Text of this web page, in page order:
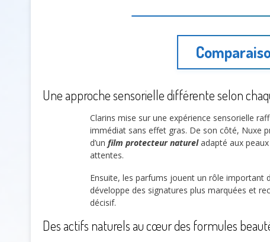
Une approche sensorielle différente selon
Clarins mise sur une expérience sensorielle
immédiat sans effet gras. De son côté, Nuxe
d’un film protecteur natureladapté aux peaux
attentes.
Ensuite, les parfums jouent un rôle important
développe des signatures plus marquées et
décisif.
Des actifs naturels au cœur des formules